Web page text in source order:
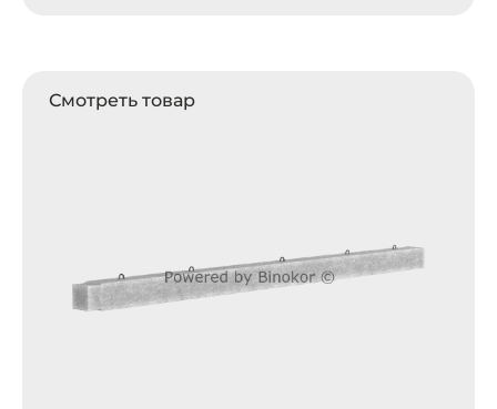
Смотреть товар